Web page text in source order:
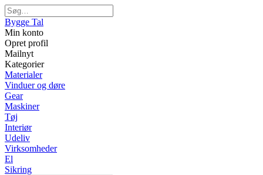
Bygge Tal
Min konto
Opret profil
Mailnyt
Kategorier
Materialer
Vinduer og døre
Gear
Maskiner
Tøj
Interiør
Udeliv
Virksomheder
El
Sikring